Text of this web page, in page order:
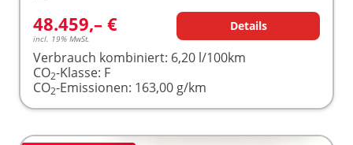
48.459,– €
incl. 19% MwSt.
Details
Verbrauch kombiniert: 6,20 l/100km
CO2-Klasse: F
CO2-Emissionen: 163,00 g/km